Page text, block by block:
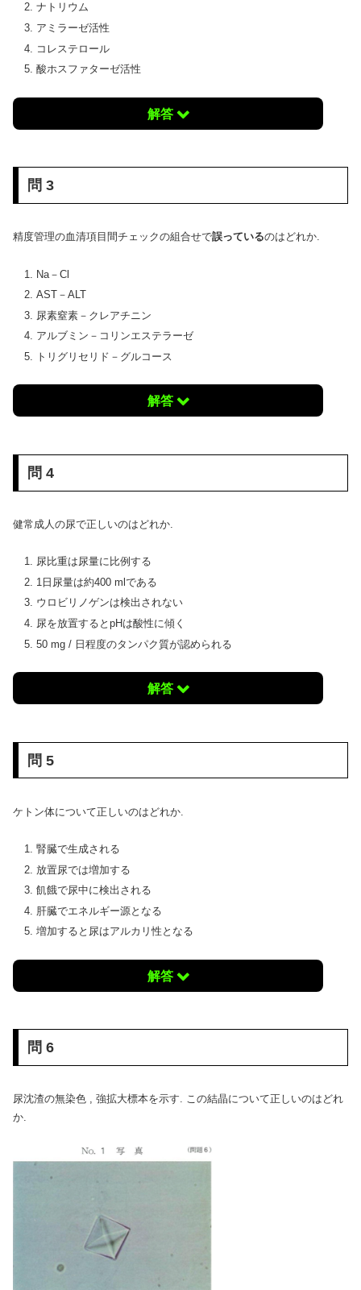
ナトリウム
アミラーゼ活性
コレステロール
酸ホスファターゼ活性
解答
問 3
精度管理の血清項目間チェックの組合せで誤っているのはどれか.
Na－Cl
AST－ALT
尿素窒素－クレアチニン
アルブミン－コリンエステラーゼ
トリグリセリド－グルコース
解答
問 4
健常成人の尿で正しいのはどれか.
尿比重は尿量に比例する
1日尿量は約400 mlである
ウロビリノゲンは検出されない
尿を放置するとpHは酸性に傾く
50 mg / 日程度のタンパク質が認められる
解答
問 5
ケトン体について正しいのはどれか.
腎臓で生成される
放置尿では増加する
飢餓で尿中に検出される
肝臓でエネルギー源となる
増加すると尿はアルカリ性となる
解答
問 6
尿沈渣の無染色 , 強拡大標本を示す. この結晶について正しいのはどれ
か.